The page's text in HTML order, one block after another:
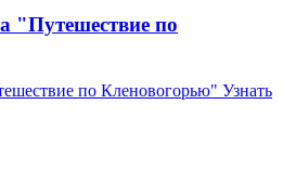
"Путешествие по
по Кленовогорью" Узнать